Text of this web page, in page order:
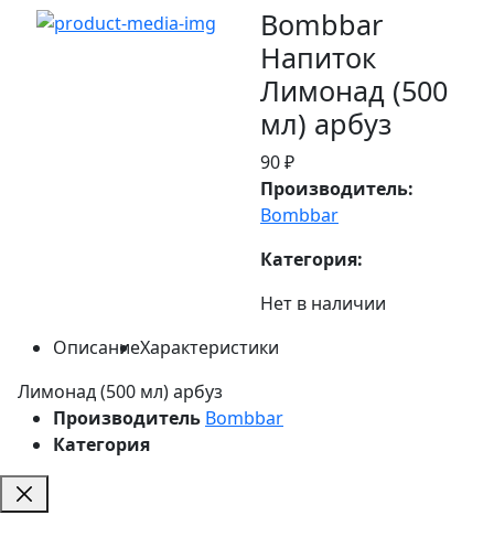
Bombbar
Напиток
Лимонад (500
мл) арбуз
90 ₽
Производитель:
Bombbar
Категория:
Нет в наличии
ОписаниеХарактеристики
Лимонад (500 мл) арбуз
Производитель Bombbar
Категория